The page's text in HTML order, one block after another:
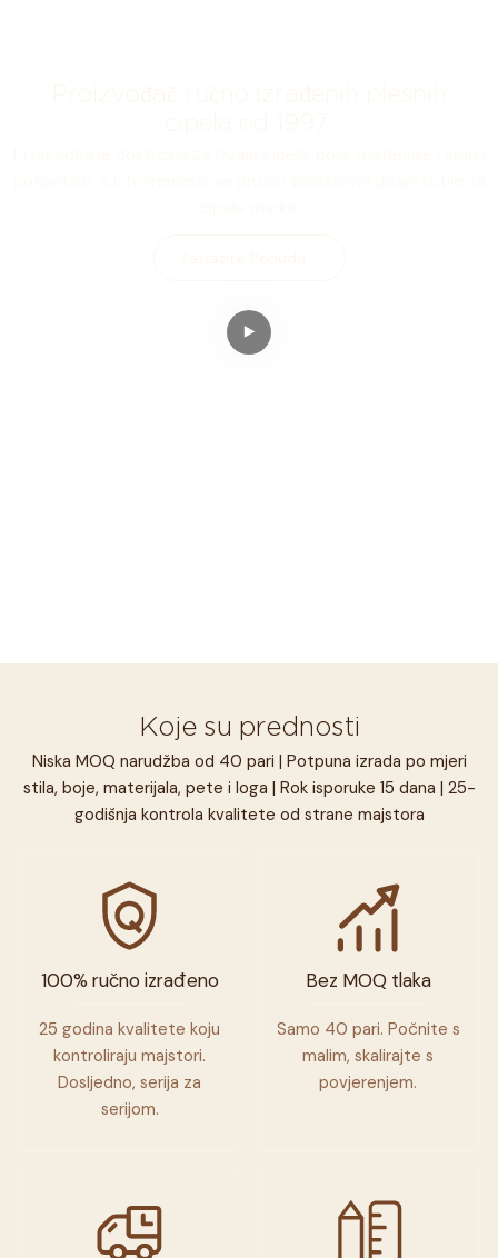
Koje su prednosti
Niska MOQ narudžba od 40 pari | Potpuna izrada po mjeri
stila, boje, materijala, pete i loga | Rok isporuke 15 dana | 25-
godišnja kontrola kvalitete od strane majstora
100% ručno izrađeno
25 godina kvalitete koju
kontroliraju majstori.
Dosljedno, serija za
serijom.
Bez MOQ tlaka
Samo 40 pari. Počnite s
malim, skalirajte s
povjerenjem.